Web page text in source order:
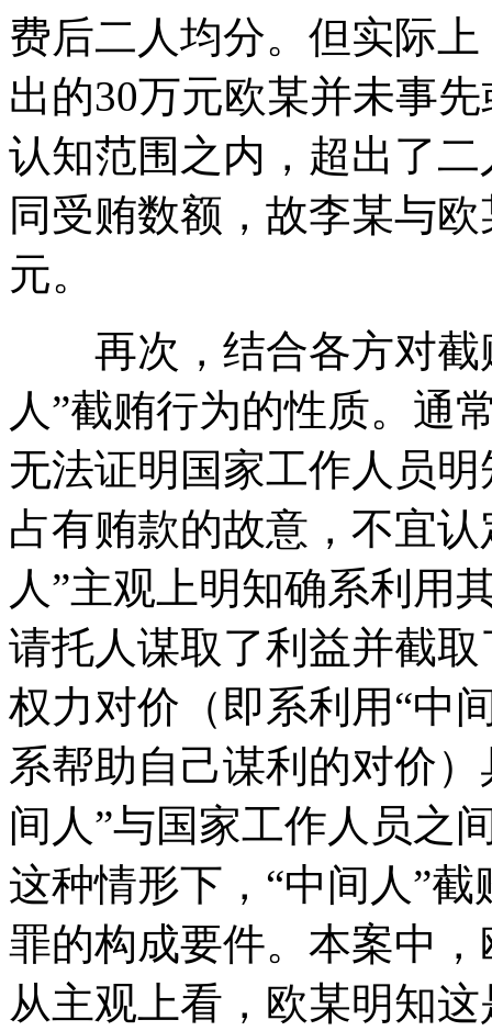
费后二人均分。但实际
出的30万元欧某并未事
认知范围之内，超出了
同受贿数额，故李某与
元。
再次，结合各方对截
人”截贿行为的性质。通
无法证明国家工作人员
占有贿款的故意，不宜
人”主观上明知确系利用
请托人谋取了利益并截
权力对价（即系利用“中
系帮助自己谋利的对价
间人”与国家工作人员之
这种情形下，“中间人”
罪的构成要件。本案中
从主观上看，欧某明知